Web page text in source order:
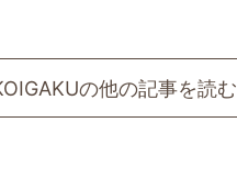
の他の記事を読む